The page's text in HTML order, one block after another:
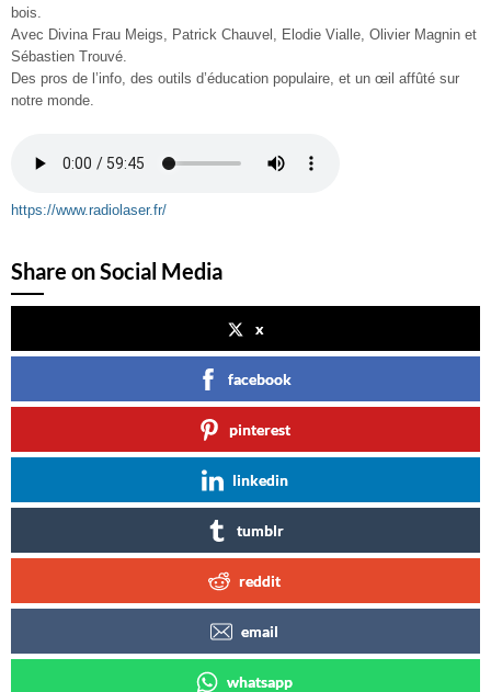
bois.
Avec Divina Frau Meigs, Patrick Chauvel, Elodie Vialle, Olivier Magnin et
Sébastien Trouvé.
Des pros de l’info, des outils d’éducation populaire, et un œil affûté sur
notre monde.
https://www.radiolaser.fr/
Share on Social Media
x
facebook
pinterest
linkedin
tumblr
reddit
email
whatsapp